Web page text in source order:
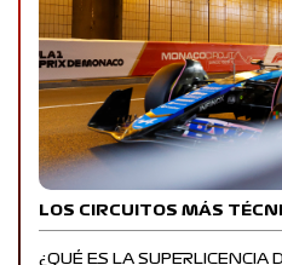
LOS CIRCUITOS MÁS
¿QUÉ ES LA SUPERLICENCIA